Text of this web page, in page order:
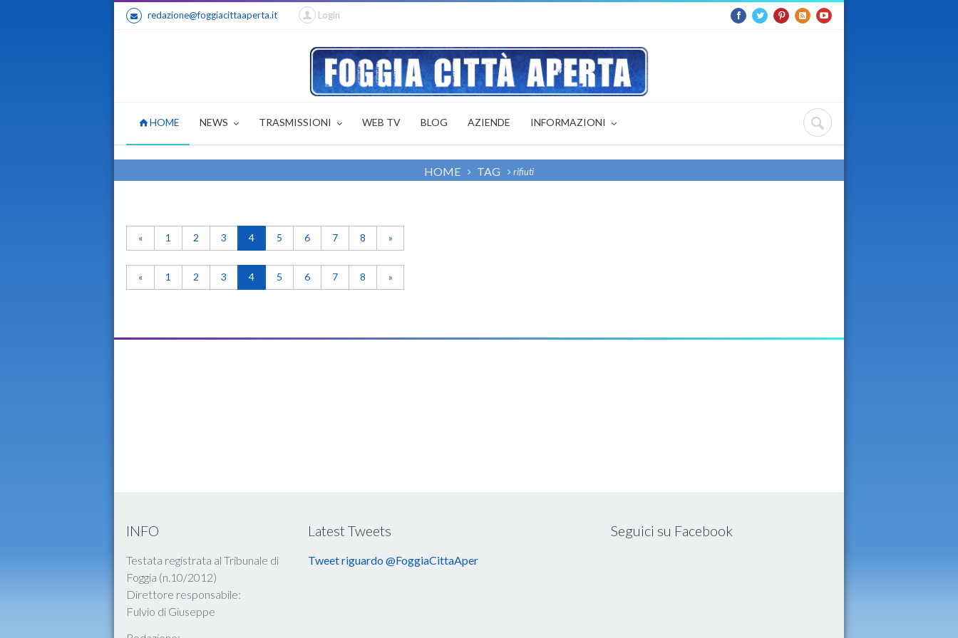
redazione@foggiacittaaperta.it Login
HOME NEWS TRASMISSIONI WEB TV BLOG AZIENDE INFORMAZIONI
HOME TAG rifiuti
« 1 2 3 4 5 6 7 8 »
« 1 2 3 4 5 6 7 8 »
INFO
Testata registrata al Tribunale di
Foggia (n.10/2012)
Direttore responsabile:
Fulvio di Giuseppe
Latest Tweets
Tweet riguardo @FoggiaCittaAper
Seguici su Facebook